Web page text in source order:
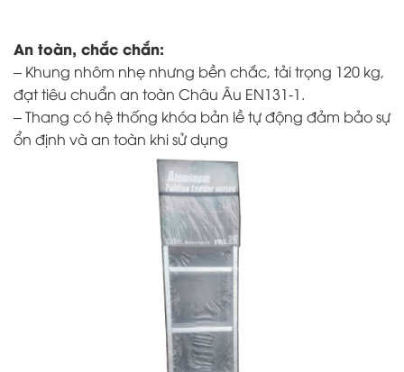
An toàn, chắc chắn:
– Khung nhôm nhẹ nhưng bền chắc, tải trọng 120 kg,
đạt tiêu chuẩn an toàn Châu Âu EN131-1.
– Thang có hệ thống khóa bản lề tự động đảm bảo sự
ổn định và an toàn khi sử dụng